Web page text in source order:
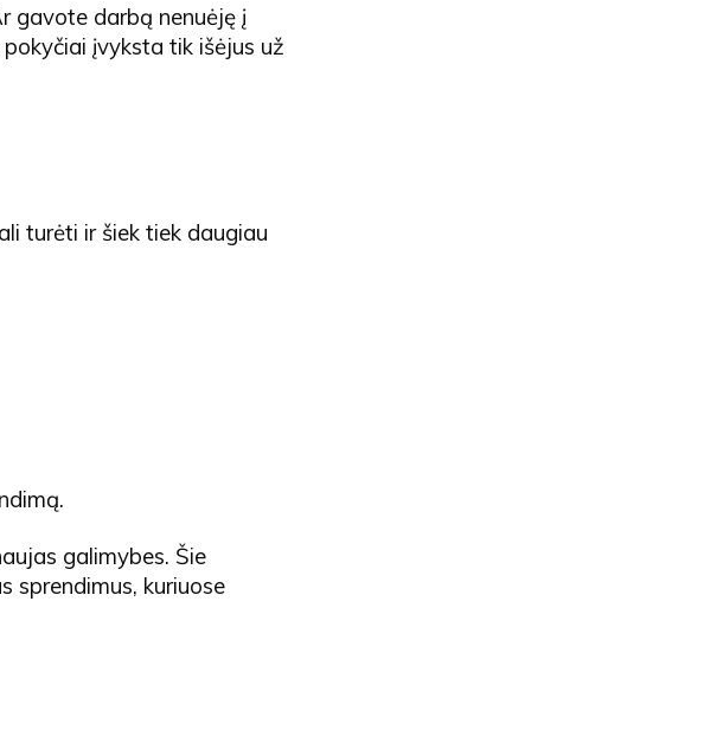
gavote darbą nenuėję į
įvyksta tik išėjus už
turėti ir šiek tiek daugiau
galimybes. Šie
sprendimus, kuriuose